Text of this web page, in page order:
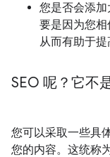
您是否会添
要是因为您相
从而有助于提
SEO 呢？它不
您可以采取一些具
您的内容。这统称